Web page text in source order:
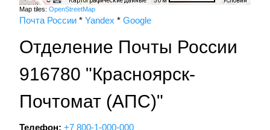
Map tiles: OpenStreetMap
Почта России * Yandex * Google
Отделение Почты России
916780 "Красноярск-
Почтомат (АПС)"
Телефон: +7 800-1-000-000